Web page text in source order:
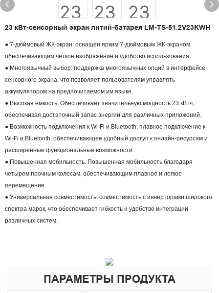
23 кВт-сенсорный экран литий-батарея LM-TS-51.2V23KWH
● 7-дюймовый ЖК-экран: оснащен ярким 7-дюймовым ЖК-экраном,
обеспечивающим четкое изображение и удобство использования.
● Многоязычный выбор: поддержка многоязычных опций в интерфейсе
сенсорного экрана, что позволяет пользователям управлять
аккумулятором на предпочитаемом им языке.
● Высокая емкость: Обеспечивает значительную мощность 23 кВтч,
обеспечивая достаточный запас энергии для различных приложений.
● Возможность подключения к Wi-Fi и Bluetooth: плавное подключение к
Wi-Fi и Bluetooth, обеспечивающее удобный доступ к онлайн-ресурсам и
расширенные функциональные возможности.
● Повышенная мобильность. Повышенная мобильность благодаря
четырем прочным колесам, обеспечивающим плавное и легкое
перемещение.
● Универсальная совместимость: совместимость с инверторами широкого
спектра марок, что обеспечивает гибкость и удобство интеграции
различных систем.
ПАРАМЕТРЫ ПРОДУКТА